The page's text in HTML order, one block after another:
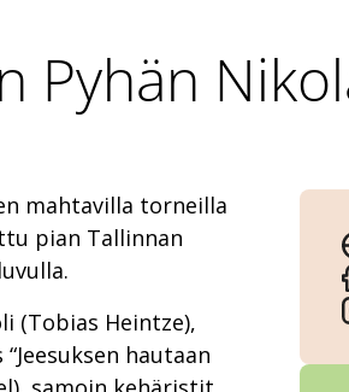
Pyhän
mahtavilla torneilla
pian Tallinnan
(Tobias Heintze),
hautaan